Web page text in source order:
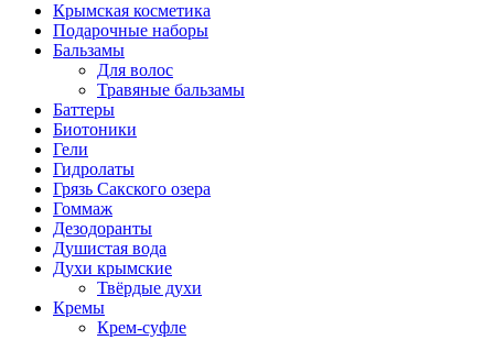
Крымская косметика
Подарочные наборы
Бальзамы
Для волос
Травяные бальзамы
Баттеры
Биотоники
Гели
Гидролаты
Грязь Сакского озера
Гоммаж
Дезодоранты
Душистая вода
Духи крымские
Твёрдые духи
Кремы
Крем-суфле